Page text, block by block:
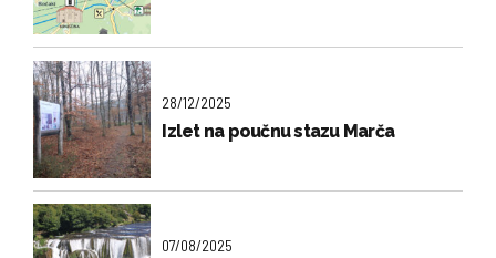
28/12/2025
Izlet na poučnu stazu Marča
07/08/2025